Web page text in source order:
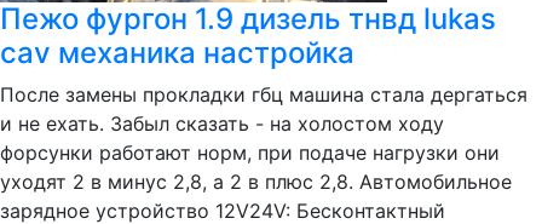
Пежо фургон 1.9 дизель тнвд lukas
cav механика настройка
После замены прокладки гбц машина стала дергаться
и не ехать. Забыл сказать - на холостом ходу
форсунки работают норм, при подаче нагрузки они
уходят 2 в минус 2,8, а 2 в плюс 2,8. Автомобильное
зарядное устройство 12V24V: Бесконтактный